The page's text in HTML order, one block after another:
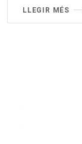
LLEGIR MÉS